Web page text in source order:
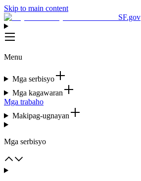
Skip to main content
SF.gov
Menu
Mga serbisyo
Mga kagawaran
Mga trabaho
Makipag-ugnayan
Mga serbisyo